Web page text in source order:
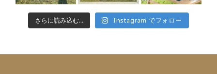
さらに読み込む... Instagram でフォロー